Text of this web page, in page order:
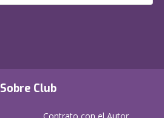
Sobre Club